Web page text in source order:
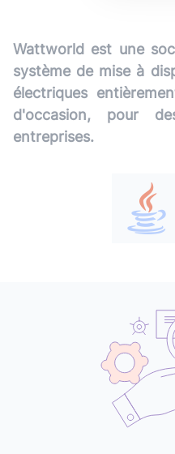
Wattworld est une
système de mise à
électriques
d'occasion, pour
entreprises.